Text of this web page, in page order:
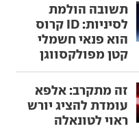
תשובה הולמת
לסיניות: ID קרוס
הוא פנאי חשמלי
קטן מפולקסווגן
זה מתקרב: אלפא
עומדת להציג יורש
ראוי לטונאלה